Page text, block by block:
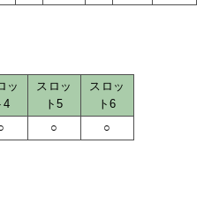
ッ
4
スロッ
ト5
スロッ
ト6
○ ○